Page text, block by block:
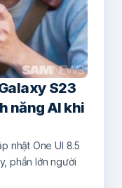
S23
năng AI khi
nhật One UI 8.5
phần lớn người